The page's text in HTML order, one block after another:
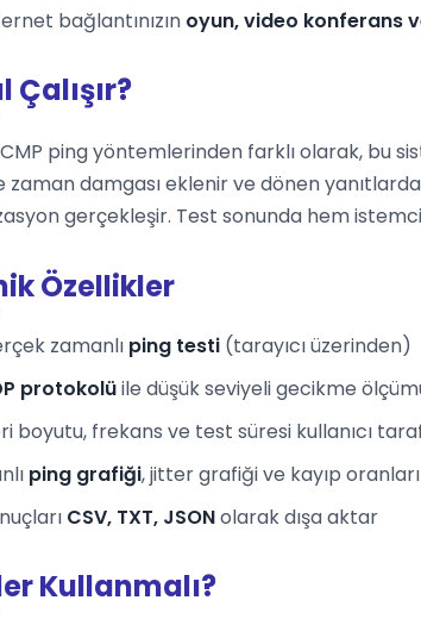
bağlantınızın oyun, video konferans
Çalışır?
ping yöntemlerinden farklı olarak, bu
zaman damgası eklenir ve dönen
gerçekleşir. Test sonunda hem
Özellikler
zamanlı ping testi (tarayıcı üzerinden)
protokolüile düşük seviyeli gecikme
boyutu, frekans ve test süresi kullanıcı
ping grafiği, jitter grafiği ve kayıp oranları
CSV, TXT, JSONolarak dışa aktar
Kullanmalı?